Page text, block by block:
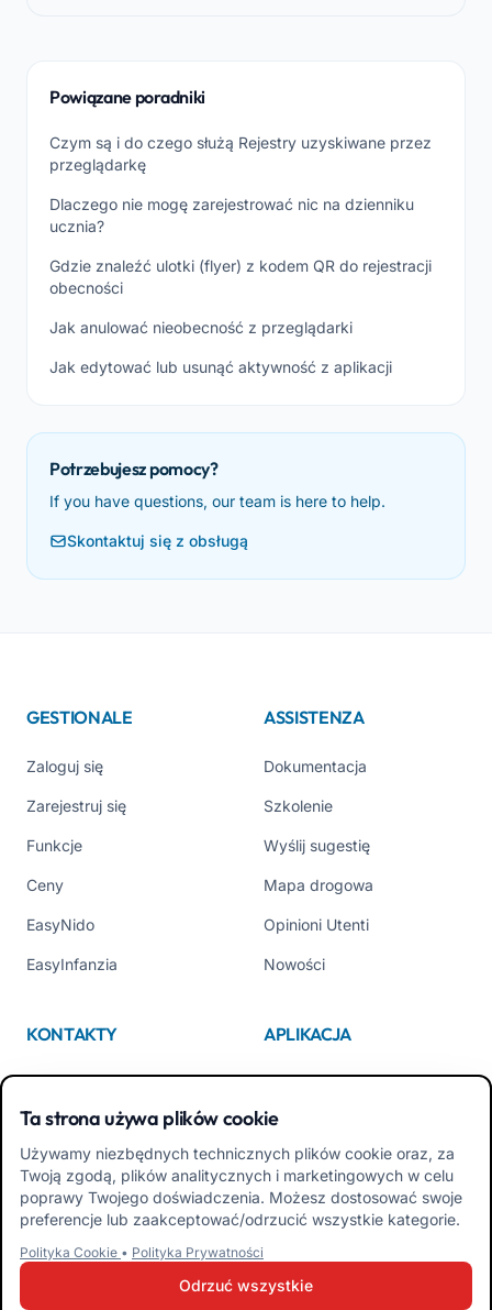
Powiązane poradniki
Czym są i do czego służą Rejestry uzyskiwane przez
przeglądarkę
Dlaczego nie mogę zarejestrować nic na dzienniku
ucznia?
Gdzie znaleźć ulotki (flyer) z kodem QR do rejestracji
obecności
Jak anulować nieobecność z przeglądarki
Jak edytować lub usunąć aktywność z aplikacji
Potrzebujesz pomocy?
If you have questions, our team is here to help.
Skontaktuj się z obsługą
GESTIONALE
Zaloguj się
Zarejestruj się
Funkcje
Ceny
EasyNido
EasyInfanzia
ASSISTENZA
Dokumentacja
Szkolenie
Wyślij sugestię
Mapa drogowa
Opinioni Utenti
Nowości
KONTAKTY
Kim jesteśmy
Contattaci
Tel +39 02 84152514
APLIKACJA
App Store
Google Play
Pobierz APK Aplikacja dla
Rodzin
Pobierz APK Aplikacja dla
Ta strona używa plików cookie
Używamy niezbędnych technicznych plików cookie oraz, za
Twoją zgodą, plików analitycznych i marketingowych w celu
poprawy Twojego doświadczenia. Możesz dostosować swoje
preferencje lub zaakceptować/odrzucić wszystkie kategorie.
Polityka Cookie • Polityka Prywatności
Odrzuć wszystkie